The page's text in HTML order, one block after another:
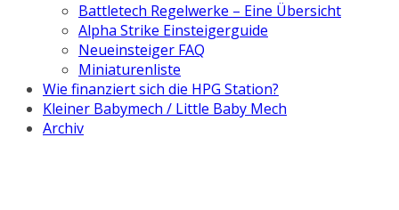
Battletech Regelwerke – Eine Übersicht
Alpha Strike Einsteigerguide
Neueinsteiger FAQ
Miniaturenliste
Wie finanziert sich die HPG Station?
Kleiner Babymech / Little Baby Mech
Archiv